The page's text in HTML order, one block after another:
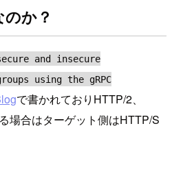
か？
and insecure
using the gRPC
で書かれておりHTTP/2、
場合はターゲット側はHTTP/S